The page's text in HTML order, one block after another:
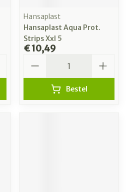
Hansaplast
Hansaplast Aqua Prot.
Strips Xxl 5
€ 10,49
Bestel